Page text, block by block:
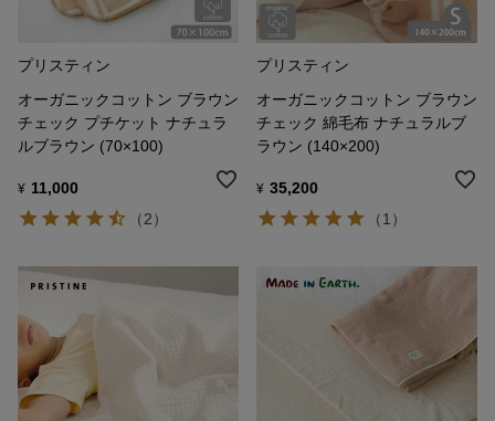
プリスティン
オーガニックコットン ブラウン
チェック プチケット ナチュラ
ルブラウン (70×100)
¥ 11,000
（2）
プリスティン
オーガニックコットン ブラウン
チェック 綿毛布 ナチュラルブ
ラウン (140×200)
¥ 35,200
（1）